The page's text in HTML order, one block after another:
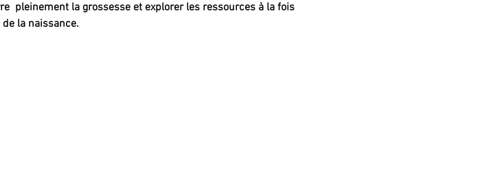
pleinement la grossesse et explorer les ressources à la fois
la naissance.